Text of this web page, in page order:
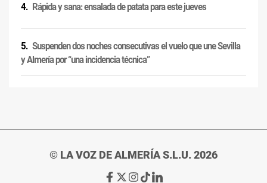
Rápida y sana: ensalada de patata para este jueves
Suspenden dos noches consecutivas el vuelo que une Sevilla
y Almería por “una incidencia técnica”
© LA VOZ DE ALMERÍA S.L.U. 2026
Ir
Ir
Ir Ir Ir